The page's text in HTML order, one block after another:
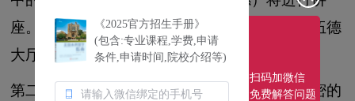
座。讲座结束后，大使将参观校园，包括安德伍德
大厅、中央图书馆和博物馆。
第二天，将有关于连我自己都不知道的心灵秘密的
《2025官方招生手册》
(包含:专业课程,学费,申请
条件,申请时间,院校介绍等)
扫码加微信
免费解答问题